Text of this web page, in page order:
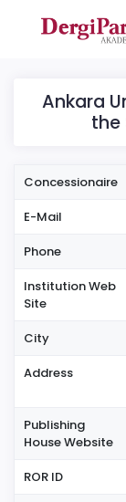
Ankara
the
Concessionaire
E-Mail
Phone
Institution Web
Site
City
Address
Publishing
House Website
ROR ID